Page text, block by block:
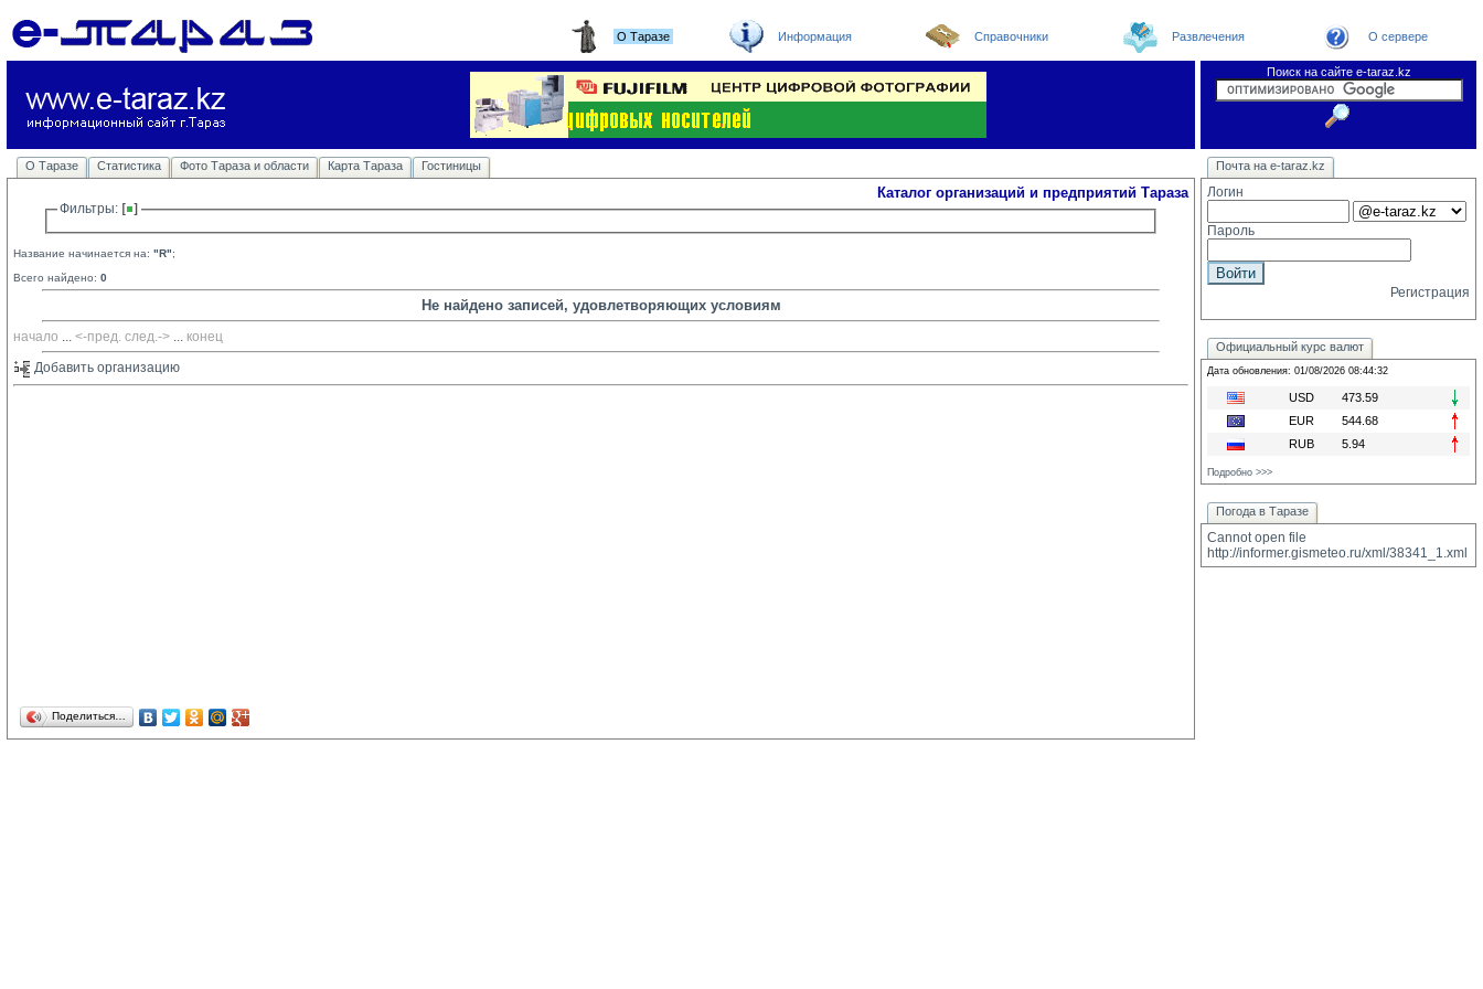
О Таразе Информация Справочники Развлечения О сервере
Поиск на сайте e-taraz.kz
О Таразе Статистика Фото Тараза и области Карта Тараза Гостиницы Новости Погода в Таразе
Телефоный справочник
Видеоконференция
Новости e-taraz Замечания и предложения
Каталог организаций и предприятий Тараза
Фильтры:
Название начинается на: "R";
Всего найдено: 0
Не найдено записей, удовлетворяющих условиям
начало ... <-пред. след.-> ... конец
Добавить организацию
Поделиться…
Почта на e-taraz.kz
Логин
Пароль
Регистрация
Официальный курс валют
Дата обновления: 01/08/2026 08:44:32
USD
473.59
EUR
544.68
RUB
5.94
Подробно >>>
Погода в Таразе
Cannot open file
http://informer.gismeteo.ru/xml/38341_1.xml